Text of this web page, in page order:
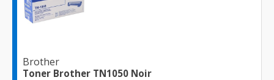
Brother
Toner Brother TN1050 Noir